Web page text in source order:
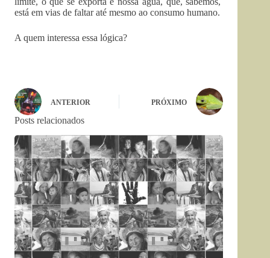
está em vias de faltar até mesmo ao consumo humano.
A quem interessa essa lógica?
ANTERIOR PRÓXIMO
Posts relacionados